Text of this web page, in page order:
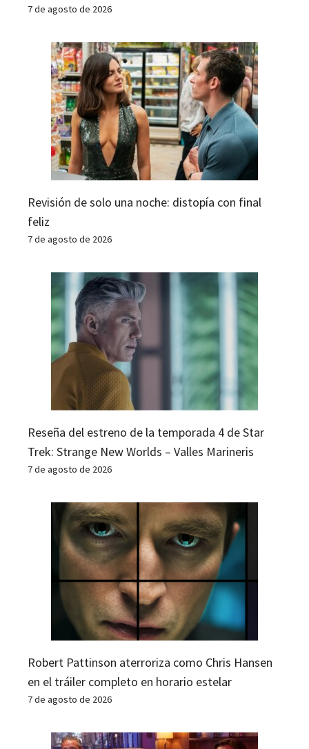
7 de agosto de 2026
Revisión de solo una noche: distopía con final
feliz
7 de agosto de 2026
Reseña del estreno de la temporada 4 de Star
Trek: Strange New Worlds – Valles Marineris
7 de agosto de 2026
Robert Pattinson aterroriza como Chris Hansen
en el tráiler completo en horario estelar
7 de agosto de 2026